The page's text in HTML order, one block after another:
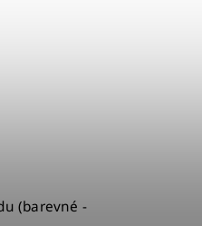
(barevné -